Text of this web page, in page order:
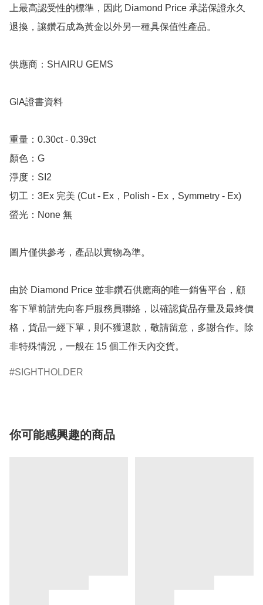
上最高認受性的標準，因此 Diamond Price 承諾保證永久
退換，讓鑽石成為黃金以外另一種具保值性產品。
供應商：SHAIRU GEMS
GIA證書資料
重量：0.30ct - 0.39ct
顏色：G
淨度：SI2
切工：3Ex 完美 (Cut - Ex，Polish - Ex，Symmetry - Ex)
螢光：None 無
圖片僅供參考，產品以實物為準。
由於 Diamond Price 並非鑽石供應商的唯一銷售平台，顧
客下單前請先向客戶服務員聯絡，以確認貨品存量及最終價
格，貨品一經下單，則不獲退款，敬請留意，多謝合作。除
非特殊情況，一般在 15 個工作天內交貨。
SIGHTHOLDER
你可能感興趣的商品